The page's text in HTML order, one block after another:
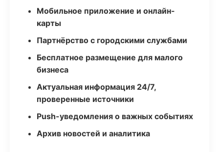
Мобильное приложение и онлайн-
карты
Партнёрство с городскими службами
Бесплатное размещение для малого
бизнеса
Актуальная информация 24/7,
проверенные источники
Push-уведомления о важных событиях
Архив новостей и аналитика